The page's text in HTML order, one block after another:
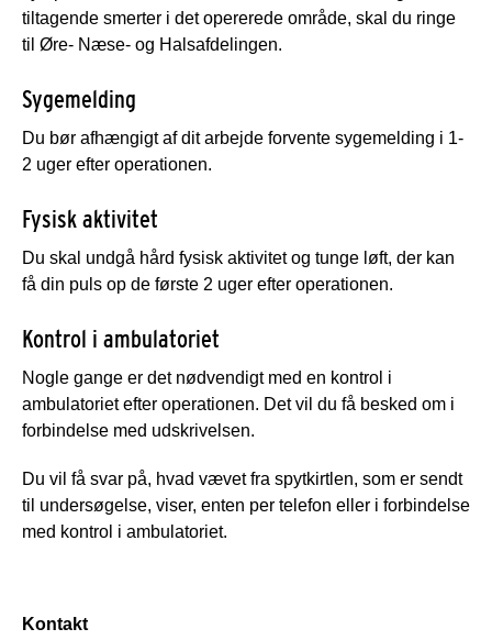
tiltagende smerter i det opererede område, skal du ringe
til Øre- Næse- og Halsafdelingen.
Sygemelding
Du bør afhængigt af dit arbejde forvente sygemelding i 1-
2 uger efter operationen.
Fysisk aktivitet
Du skal undgå hård fysisk aktivitet og tunge løft, der kan
få din puls op de første 2 uger efter operationen.
Kontrol i ambulatoriet
Nogle gange er det nødvendigt med en kontrol i
ambulatoriet efter operationen. Det vil du få besked om i
forbindelse med udskrivelsen.
Du vil få svar på, hvad vævet fra spytkirtlen, som er sendt
til undersøgelse, viser, enten per telefon eller i forbindelse
med kontrol i ambulatoriet.
Kontakt